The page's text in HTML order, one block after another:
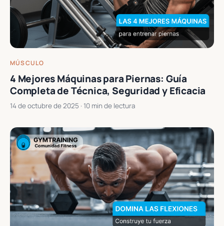
MÚSCULO
4 Mejores Máquinas para Piernas: Guía
Completa de Técnica, Seguridad y Eficacia
14 de octubre de 2025 · 10 min de lectura